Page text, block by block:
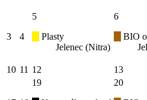
3 4
5
Plasty
Jelenec (Nitra)
6
BIO
10 11 12 13
19
20